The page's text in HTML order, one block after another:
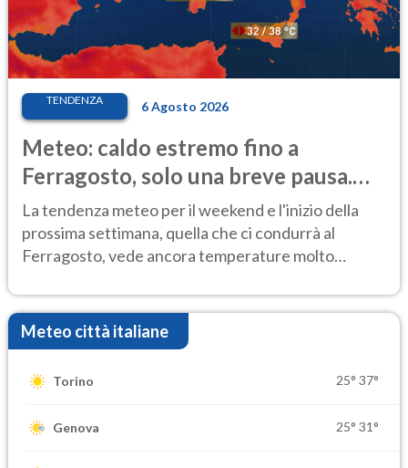
TENDENZA 6 Agosto 2026
Meteo: caldo estremo fino a
Ferragosto, solo una breve pausa.
Ecco dove
La tendenza meteo per il weekend e l'inizio della
prossima settimana, quella che ci condurrà al
Ferragosto, vede ancora temperature molto
Meteo città italiane
Torino 25° 37°
Genova 25° 31°